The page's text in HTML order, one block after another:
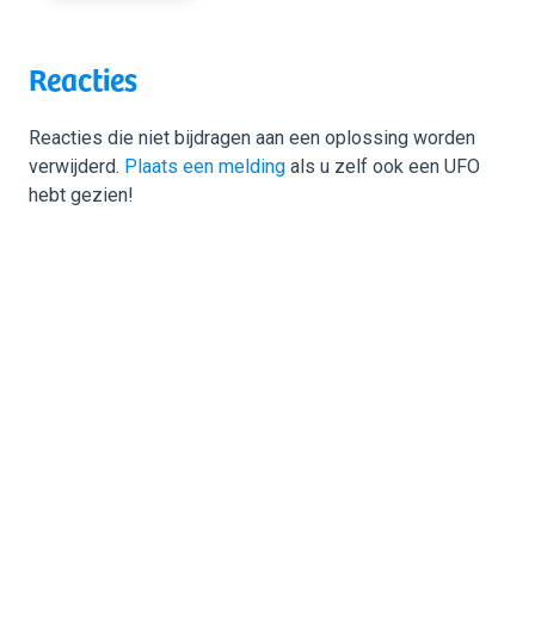
Reacties
Reacties die niet bijdragen aan een oplossing worden
verwijderd. Plaats een melding als u zelf ook een UFO
hebt gezien!